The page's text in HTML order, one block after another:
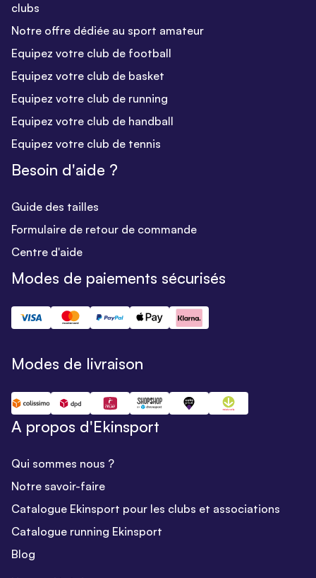
clubs
Notre offre dédiée au sport amateur
Equipez votre club de football
Equipez votre club de basket
Equipez votre club de running
Equipez votre club de handball
Equipez votre club de tennis
Besoin d'aide ?
Guide des tailles
Formulaire de retour de commande
Centre d'aide
Modes de paiements sécurisés
Modes de livraison
A propos d'Ekinsport
Qui sommes nous ?
Notre savoir-faire
Catalogue Ekinsport pour les clubs et associations
Catalogue running Ekinsport
Blog